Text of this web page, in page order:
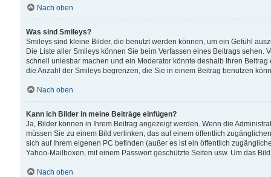
Nach oben
Was sind Smileys?
Smileys sind kleine Bilder, die benutzt werden können, um ein Gefühl
Die Liste aller Smileys können Sie beim Verfassen eines Beitrags
schnell unlesbar machen und ein Moderator könnte deshalb Ihren
die Anzahl der Smileys begrenzen, die Sie in einem Beitrag benutzen
Nach oben
Kann ich Bilder in meine Beiträge einfügen?
Ja, Bilder können in Ihrem Beitrag angezeigt werden. Wenn die
müssen Sie zu einem Bild verlinken, das auf einem öffentlich
sich auf Ihrem eigenen PC befinden (außer es ist ein öffentlich
Yahoo-Mailboxen, mit einem Passwort geschützte Seiten usw. Um das
Nach oben